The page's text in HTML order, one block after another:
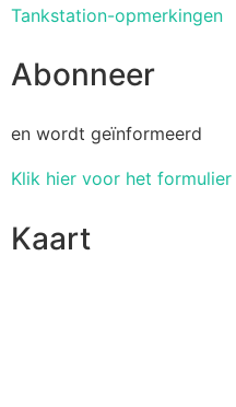
Tankstation-opmerkingen
Abonneer
en wordt geïnformeerd
Klik hier voor het formulier
Kaart